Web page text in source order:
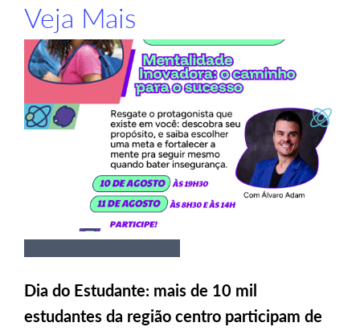
Veja Mais
Dia do Estudante: mais de 10 mil
estudantes da região centro participam de